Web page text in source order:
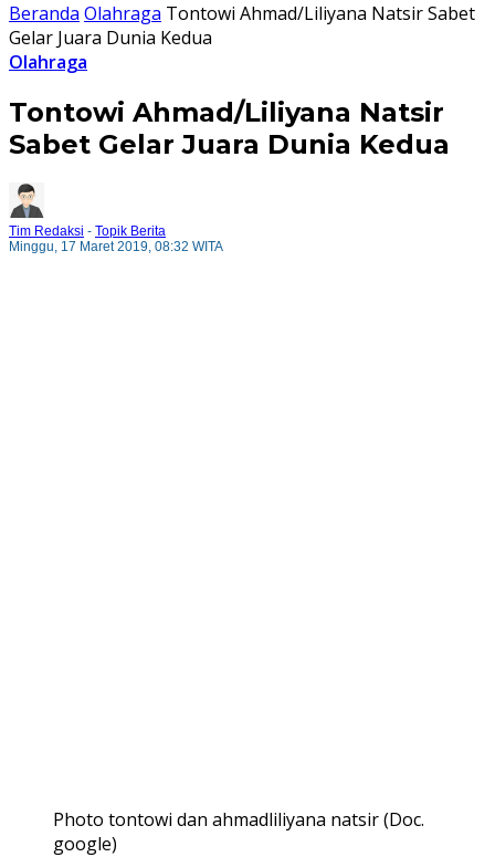
Beranda Olahraga Tontowi Ahmad/Liliyana Natsir Sabet
Gelar Juara Dunia Kedua
Olahraga
Tontowi Ahmad/Liliyana Natsir
Sabet Gelar Juara Dunia Kedua
Tim Redaksi - Topik Berita
Minggu, 17 Maret 2019, 08:32 WITA
Photo tontowi dan ahmadliliyana natsir (Doc.
google)